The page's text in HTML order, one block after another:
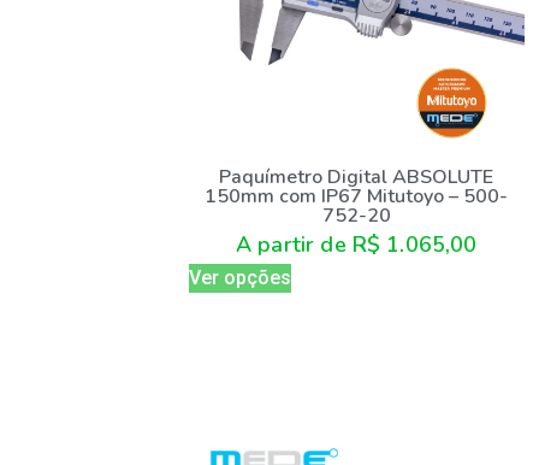
Paquímetro Digital ABSOLUTE
150mm com IP67 Mitutoyo – 500-
752-20
A partir de R$ 1.065,00
Ver opções